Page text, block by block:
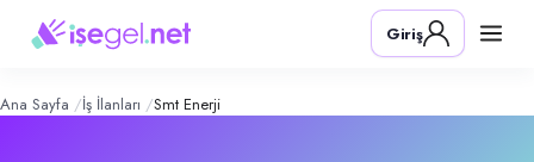
Enerji– Şirket Profili
Konum:
SMT Enerji, Sincan, Ankara bölgesinde enerji & güneş alanında
Giriş
Ana Sayfa İş İlanları Smt Enerji